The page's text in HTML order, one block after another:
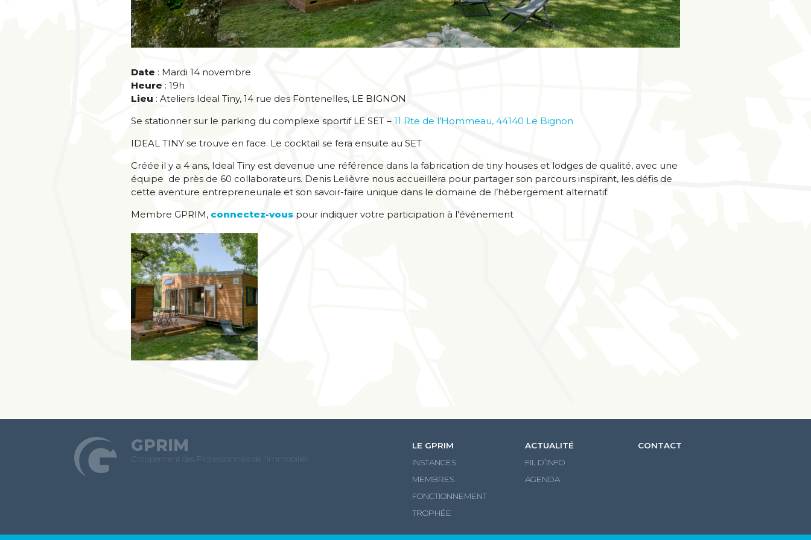
Date : Mardi 14 novembre
Heure : 19h
Lieu : Ateliers Ideal Tiny, 14 rue des Fontenelles, LE BIGNON
Se stationner sur le parking du complexe sportif LE SET – 11 Rte de l’Hommeau, 44140 Le Bignon
IDEAL TINY se trouve en face. Le cocktail se fera ensuite au SET
Créée il y a 4 ans, Ideal Tiny est devenue une référence dans la fabrication de tiny houses et lodges de qualité, avec une
équipe de près de 60 collaborateurs. Denis Lelièvre nous accueillera pour partager son parcours inspirant, les défis de
cette aventure entrepreneuriale et son savoir-faire unique dans le domaine de l’hébergement alternatif.
Membre GPRIM, connectez-vouspour indiquer votre participation à l'événement
GPRIM
Groupement des Professionnels de l'Immobilier
LE GPRIM
INSTANCES
MEMBRES
FONCTIONNEMENT
TROPHÉE
ACTUALITÉ
FIL D’INFO
AGENDA
CONTACT